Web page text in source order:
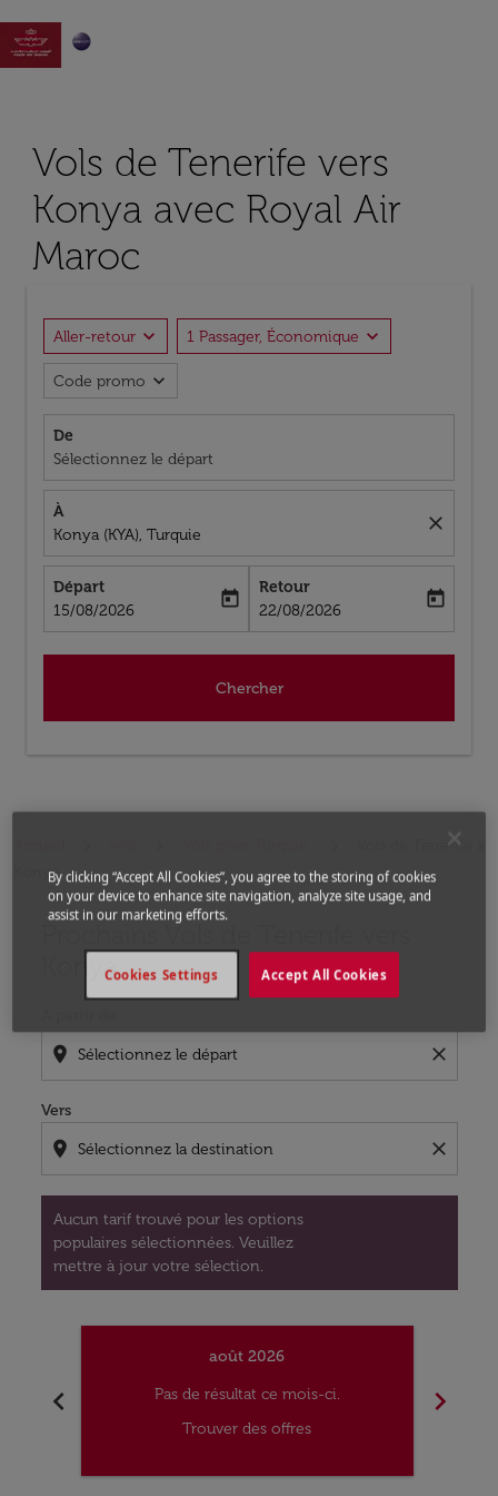

Vols de Tenerife vers
Konya avec Royal Air
Maroc
Aller-retour expand_more 1 Passager, Économique expand_more
Code promo expand_more
De
Sélectionnez le départ
À
Konya (KYA), Turquie
close
Départ
fc-booking-departure-date-aria-label
15/08/2026
today
Retour
fc-booking-return-date-aria-label
22/08/2026
today
Chercher
Vols de Tenerife a
Konya
Prochains Vols de Tenerife vers
Konya
location_on close
Vers
location_on close
Aucun tarif trouvé pour les options
populaires sélectionnées. Veuillez
mettre à jour votre sélection.
Aucun tarif trouvé pour les options populaires
chevron_left
août 2026
Pas de résultat ce mois-ci.
Trouver des offres
chevron_right
By clicking “Accept All Cookies”, you agree to the storing of cookies
on your device to enhance site navigation, analyze site usage, and
assist in our marketing efforts.
Accept All Cookies
Cookies Settings